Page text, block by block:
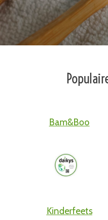
Bam&Boo
Kinderfeets